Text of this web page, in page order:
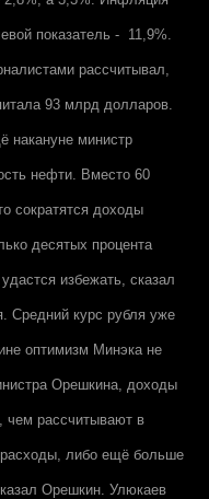
показатель - 11,9%.
рассчитывал,
93 млрд долларов.
министр
нефти. Вместо 60
сократятся доходы
десятых процента
избежать, сказал
Средний курс рубля уже
оптимизм Минэка не
Орешкина, доходы
чем рассчитывают в
либо ещё больше
Орешкин. Улюкаев